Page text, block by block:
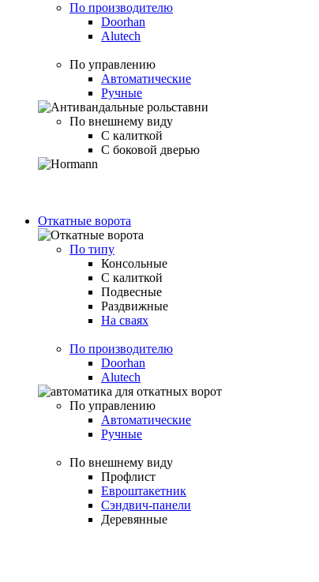
По производителю
Doorhan
Alutech
По управлению
Автоматические
Ручные
По внешнему виду
С калиткой
С боковой дверью
Откатные ворота
По типу
Консольные
С калиткой
Подвесные
Раздвижные
На сваях
По производителю
Doorhan
Alutech
По управлению
Автоматические
Ручные
По внешнему виду
Профлист
Евроштакетник
Сэндвич-панели
Деревянные